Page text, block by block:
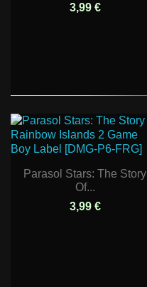
3,99 €
Parasol Stars: The Story
Of...
3,99 €